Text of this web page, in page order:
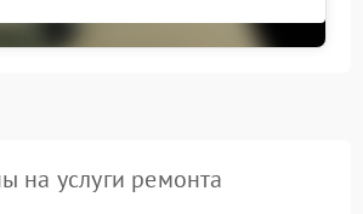
на услуги ремонта